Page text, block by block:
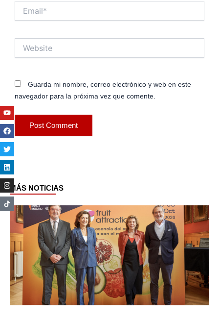
Guarda mi nombre, correo electrónico y web en este
navegador para la próxima vez que comente.
MÁS NOTICIAS
PagePagePagePage Page
Youtube
Facebook
Twitter
Linkedin
Instagram